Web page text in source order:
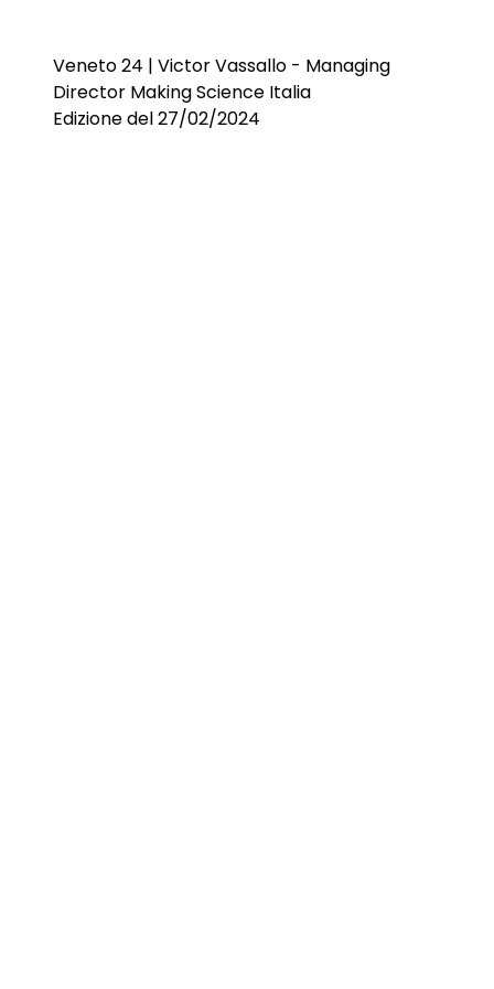
Veneto 24 | Victor Vassallo - Managing
Director Making Science Italia
Edizione del 27/02/2024